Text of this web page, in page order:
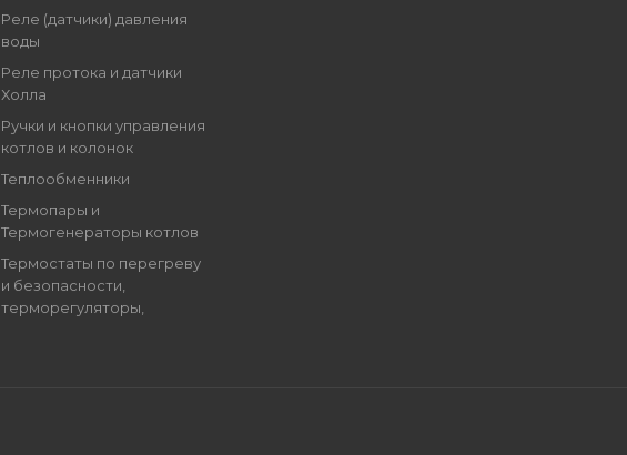
Реле (датчики) давления
воды
Реле протока и датчики
Холла
Ручки и кнопки управления
котлов и колонок
Теплообменники
Термопары и
Термогенераторы котлов
Термостаты по перегреву
и безопасности,
терморегуляторы,